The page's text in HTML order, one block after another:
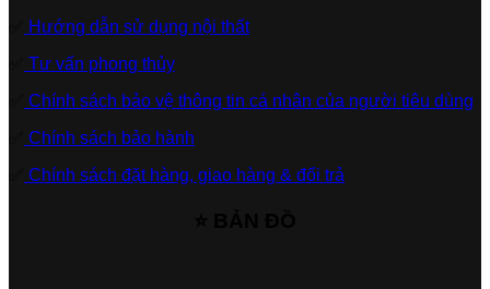
Hướng dẫn sử dụng nội thất
Tư vấn phong thủy
Chính sách bảo vệ thông tin cá nhân của người tiêu dùng
Chính sách bảo hành
Chính sách đặt hàng, giao hàng & đổi trả